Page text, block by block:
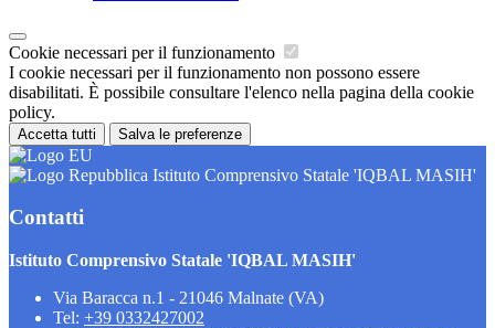
Cookie necessari per il funzionamento
I cookie necessari per il funzionamento non possono essere
disabilitati. È possibile consultare l'elenco nella pagina della cookie
policy.
Accetta tutti Salva le preferenze
Istituto Comprensivo Statale 'IQBAL MASIH'
Contatti
Istituto Comprensivo Statale 'IQBAL MASIH'
Via Baracca n.1 - 21046 Malnate (VA)
Tel: +39 0332427002